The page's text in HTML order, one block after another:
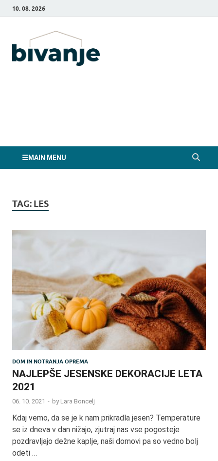
10. 08. 2026
MAIN MENU
TAG: LES
DOM IN NOTRANJA OPREMA
NAJLEPŠE JESENSKE DEKORACIJE LETA
2021
06. 10. 2021 - by Lara Boncelj
Kdaj vemo, da se je k nam prikradla jesen? Temperature
se iz dneva v dan nižajo, zjutraj nas vse pogosteje
pozdravljajo dežne kaplje, naši domovi pa so vedno bolj
odeti …